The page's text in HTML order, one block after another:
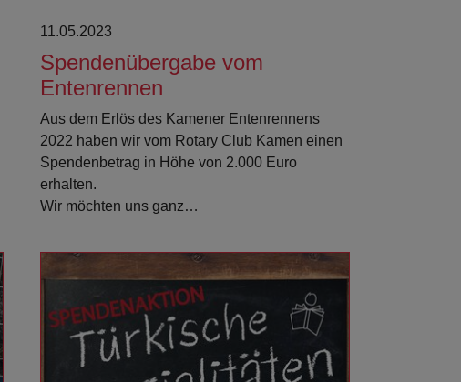
11.05.2023
Spendenübergabe vom
Entenrennen
Aus dem Erlös des Kamener Entenrennens
2022 haben wir vom Rotary Club Kamen einen
Spendenbetrag in Höhe von 2.000 Euro
erhalten.
Wir möchten uns ganz…